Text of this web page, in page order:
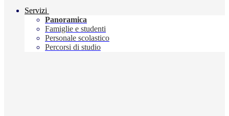
Servizi
Panoramica
Famiglie e studenti
Personale scolastico
Percorsi di studio